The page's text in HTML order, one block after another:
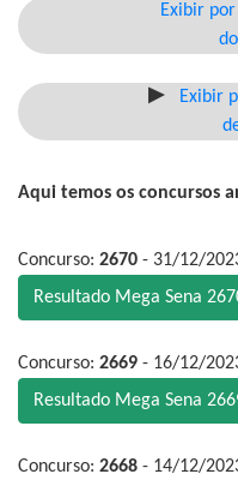
Exibir
Exibir
Aqui temos os concursos
Concurso: 2670 - 31/12/
Resultado Mega Sena
Concurso: 2669 - 16/12/
Resultado Mega Sena
Concurso: 2668 - 14/12/